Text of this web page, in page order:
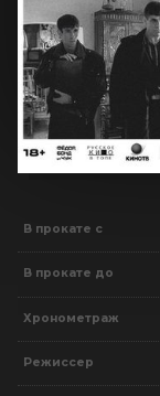
В прокате с
В прокате до
Хронометраж
Режиссер